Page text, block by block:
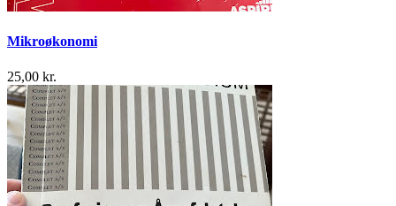
Mikroøkonomi
25,00 kr.